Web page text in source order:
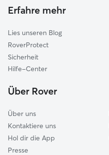
Lohra
Münchhausen
Siegbach
Fronhausen
Hohenahr
Gassi-Service in Dautphetal
Erfahre mehr
Lies unseren Blog
RoverProtect
Sicherheit
Hilfe-Center
Über Rover
Über uns
Kontaktiere uns
Hol dir die App
Presse